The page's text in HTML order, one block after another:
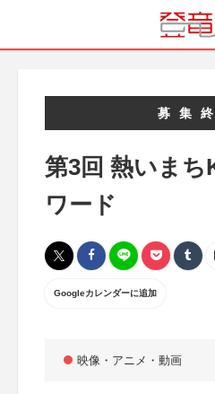
募集
第3回 熱いまち
ワード
Googleカレンダーに追加
映像・アニメ・動画